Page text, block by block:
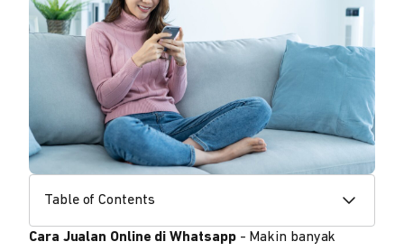
Table of Contents
Cara Jualan Online di Whatsapp- Makin banyak